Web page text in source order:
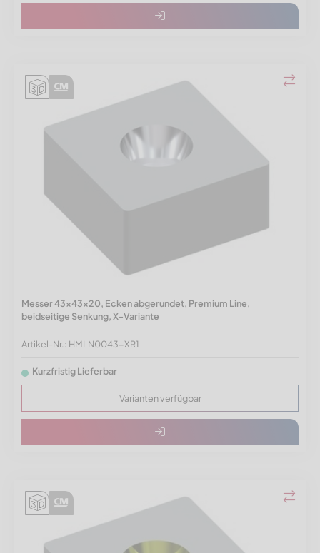
Messer 43x43x20, Ecken abgerundet, Premium Line,
beidseitige Senkung, X-Variante
Artikel-Nr.: HMLN0043-XR1
Kurzfristig Lieferbar
Varianten verfügbar